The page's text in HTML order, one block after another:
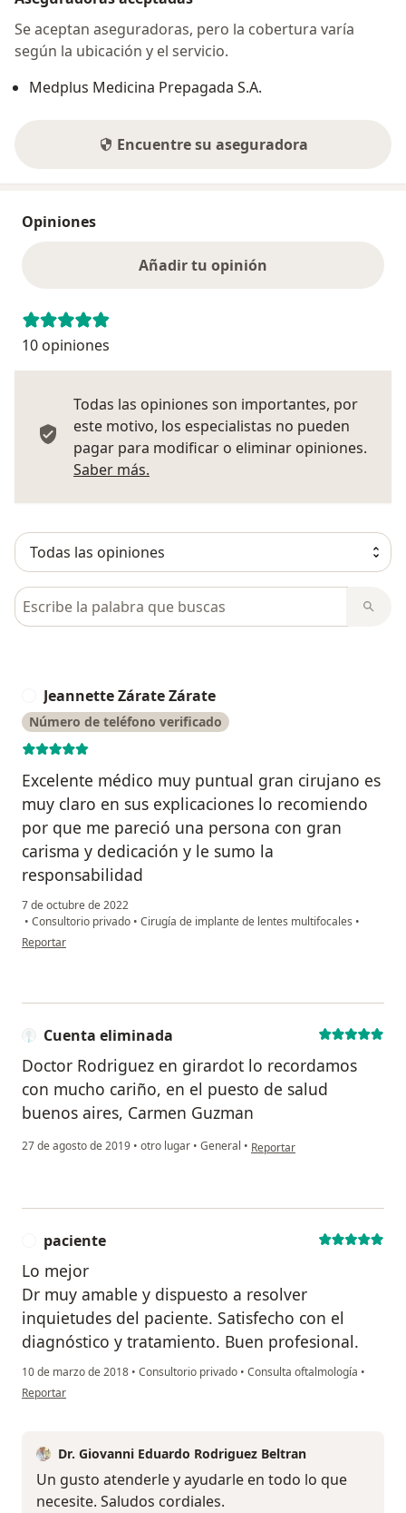
Se aceptan aseguradoras, pero la cobertura varía
según la ubicación y el servicio.
Medplus Medicina Prepagada S.A.
Encuentre su aseguradora
Opiniones
Añadir tu opinión
10 opiniones
Todas las opiniones son importantes, por
este motivo, los especialistas no pueden
pagar para modificar o eliminar opiniones.
Saber más.
Busca en opiniones
Jeannette Zárate Zárate
Número de teléfono verificado
Excelente médico muy puntual gran cirujano es
muy claro en sus explicaciones lo recomiendo
por que me pareció una persona con gran
carisma y dedicación y le sumo la
responsabilidad
7 de octubre de 2022
• Consultorio privado • Cirugía de implante de lentes multifocales •
en opinión del usuario Jeannette Zárate Zárate
Reportar
Cuenta eliminada
Doctor Rodriguez en girardot lo recordamos
con mucho cariño, en el puesto de salud
buenos aires, Carmen Guzman
27 de agosto de 2019 • otro lugar • General • en opinión del usuario Cuenta
Reportar
paciente
Lo mejor
Dr muy amable y dispuesto a resolver
inquietudes del paciente. Satisfecho con el
diagnóstico y tratamiento. Buen profesional.
10 de marzo de 2018 • Consultorio privado • Consulta oftalmología •
en opinión del usuario paciente
Reportar
Dr. Giovanni Eduardo Rodriguez Beltran
Un gusto atenderle y ayudarle en todo lo que
necesite. Saludos cordiales.